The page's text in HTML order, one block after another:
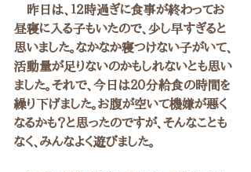
昨日は、１２時過ぎに食事が終わってお
昼寝に入る子もいたので、少し早すぎると
思いました。なかなか寝つけない子がいて、
活動量が足りないのかもしれないとも思い
ました。それで、今日は２０分給食の時間を
繰り下げました。お腹が空いて機嫌が悪く
なるかも？と思ったのですが、そんなことも
なく、みんなよく遊びました。